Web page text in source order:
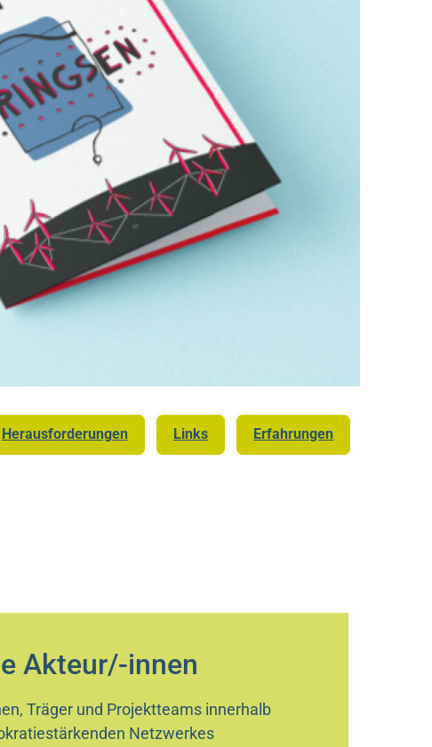
Herausforderungen Links Erfahrungen
Akteur/-innen
Träger und Projektteams innerhalb
Netzwerkes